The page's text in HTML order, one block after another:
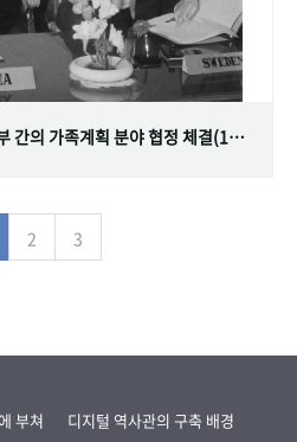
대한민국 정부와 스웨덴 정부 간의 가족계획 분야 협정 체결(1968.07.12)
2 3
부쳐
디지털 역사관의 구축 배경